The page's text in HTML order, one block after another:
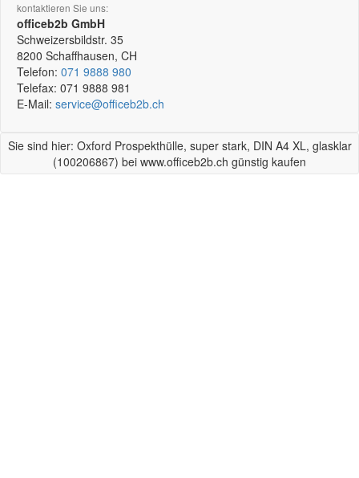
kontaktieren Sie uns:
officeb2b GmbH
Schweizersbildstr. 35
8200 Schaffhausen, CH
Telefon: 071 9888 980
Telefax: 071 9888 981
E-Mail: service@officeb2b.ch
Sie sind hier: Oxford Prospekthülle, super stark, DIN A4 XL, glasklar
(100206867) bei www.officeb2b.ch günstig kaufen